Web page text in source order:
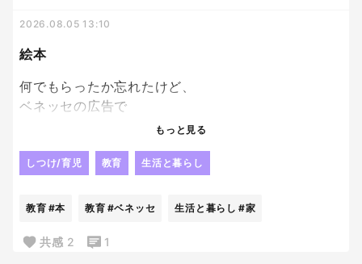
絵本
2026.08.05 13:10
何でもらったか忘れたけど、
ベネッセの広告で
て、
とも思いつつ、
兄妹分の計３冊申し込んでおいたんだけど、
もっと見る
しつけ/育児 教育 生活と暮らし
教育 #本 教育 #ベネッセ 生活と暮らし #家
共感 2 1